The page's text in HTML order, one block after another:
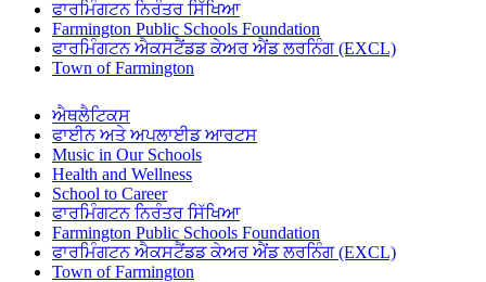
ਫਾਰਮਿੰਗਟਨ ਨਿਰੰਤਰ ਸਿੱਖਿਆ
Farmington Public Schools Foundation
ਫਾਰਮਿੰਗਟਨ ਐਕਸਟੈਂਡਡ ਕੇਅਰ ਐਂਡ ਲਰਨਿੰਗ (EXCL)
Town of Farmington
ਐਥਲੈਟਿਕਸ
ਫਾਈਨ ਅਤੇ ਅਪਲਾਈਡ ਆਰਟਸ
Music in Our Schools
Health and Wellness
School to Career
ਫਾਰਮਿੰਗਟਨ ਨਿਰੰਤਰ ਸਿੱਖਿਆ
Farmington Public Schools Foundation
ਫਾਰਮਿੰਗਟਨ ਐਕਸਟੈਂਡਡ ਕੇਅਰ ਐਂਡ ਲਰਨਿੰਗ (EXCL)
Town of Farmington